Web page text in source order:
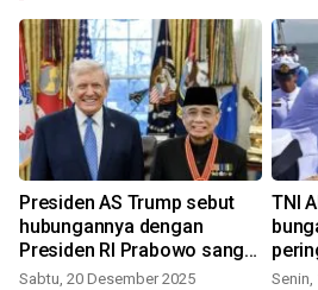
Presiden AS Trump sebut
hubungannya dengan
Presiden RI Prabowo sangat
baik
Sabtu, 20 Desember 2025
TNI
2025
Senin,